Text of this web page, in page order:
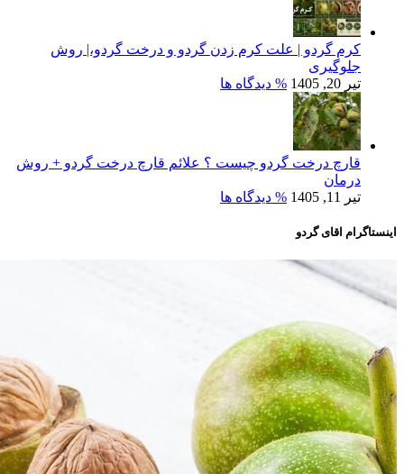
کرم گردو | علت کرم زدن گردو و درخت گردو،| روش
جلوگیری
تیر 20, 1405
% دیدگاه ها
قارچ درخت گردو چیست ؟ علائم قارچ درخت گردو + روش
درمان
تیر 11, 1405
% دیدگاه ها
اینستاگرام اقای گردو